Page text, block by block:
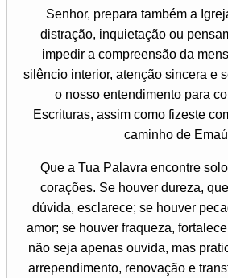
Senhor, prepara também a
distração, inquietação ou
impedir a compreensão da
silêncio interior, atenção sincera e
o nosso entendimento para
Escrituras, assim como fizeste
caminho de
Que a Tua Palavra encontre
corações. Se houver dureza,
dúvida, esclarece; se houver
amor; se houver fraqueza,
não seja apenas ouvida, mas
arrependimento, renovação e